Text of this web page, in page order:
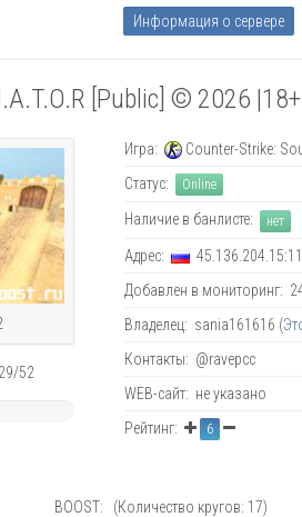
Информация о сервере
[Public] © 2026
52
Игра:
Counter-Strike:
Статус:
Online
Наличие в банлисте: нет
Адрес:
Добавлен в мониторинг:
Владелец: sania161616 (
Контакты: @ravepcc
WEB-сайт: не указано
Рейтинг:
6
BOOST: (Количество кругов: 17)